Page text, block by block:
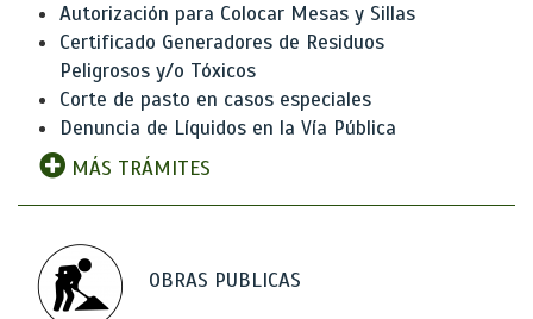
Autorización para Colocar Mesas y Sillas
Certificado Generadores de Residuos
Peligrosos y/o Tóxicos
Corte de pasto en casos especiales
Denuncia de Líquidos en la Vía Pública
MÁS TRÁMITES
OBRAS PUBLICAS